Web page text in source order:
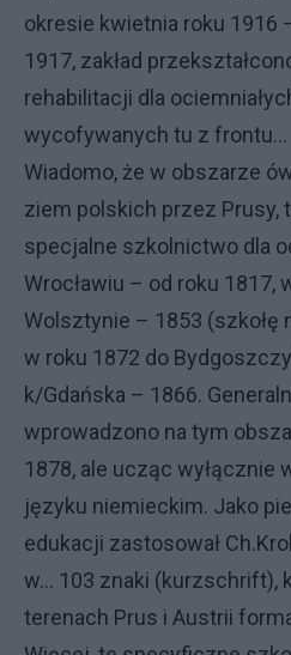
okresie kwietnia roku 1916
1917, zakład
rehabilitacji dla
wycofywanych tu z frontu…
Wiadomo, że w obszarze
ziem polskich przez Prusy,
specjalne szkolnictwo dla
Wrocławiu – od roku 1817,
Wolsztynie – 1853 (szkołę
w roku 1872 do
k/Gdańska – 1866.
wprowadzono na tym
1878, ale ucząc wyłącznie
języku niemieckim. Jako
edukacji zastosował
w… 103 znaki (kurzschrift),
terenach Prus i Austrii